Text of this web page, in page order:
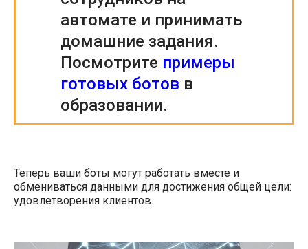
автомате и принимать
домашние задания.
Посмотрите примеры
готовых ботов в
образовании.
Теперь ваши боты могут работать вместе и
обмениваться данными для достижения общей цели:
удовлетворения клиентов.